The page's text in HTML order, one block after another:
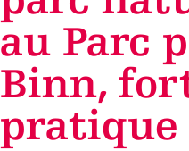
au Parc
Binn,
pratique